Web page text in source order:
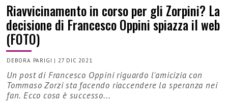
Riavvicinamento in corso per gli Zorpini? La
decisione di Francesco Oppini spiazza il web
(FOTO)
DEBORA PARIGI | 27 DIC 2021
Un post di Francesco Oppini riguardo l'amicizia con
Tommaso Zorzi sta facendo riaccendere la speranza nei
fan. Ecco cosa è successo...